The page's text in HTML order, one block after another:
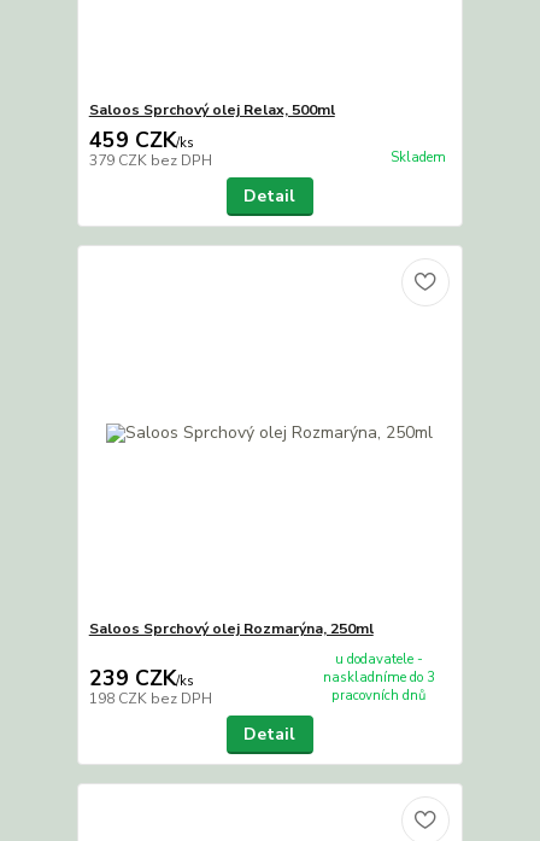
Saloos Sprchový olej Relax, 500ml
459 CZK/ks
379 CZK bez DPH Skladem
Detail
Saloos Sprchový olej Rozmarýna, 250ml
239 CZK/ks
198 CZK bez DPH
u dodavatele -
naskladníme do 3
pracovních dnů
Detail